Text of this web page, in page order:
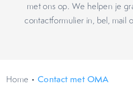
met ons op. We helpen je
contactformulier in, bel, mail
Home • Contact met OMA